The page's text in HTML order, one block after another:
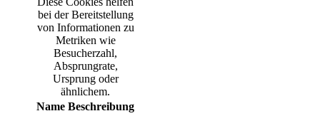
bei der Bereitstellung
von Informationen zu
Metriken wie
Besucherzahl,
Absprungrate,
Ursprung oder
ähnlichem.
Name Beschreibung